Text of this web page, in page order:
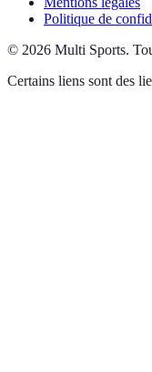
Politique de
© 2026 Multi Sports.
Certains liens sont des